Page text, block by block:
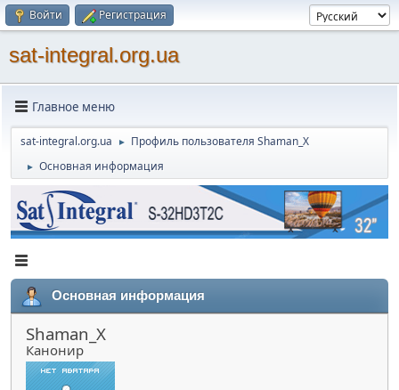
Войти Регистрация
sat-integral.org.ua
Главное меню
sat-integral.org.ua ► Профиль пользователя Shaman_X
► Основная информация
Основная информация
Shaman_X
Канонир